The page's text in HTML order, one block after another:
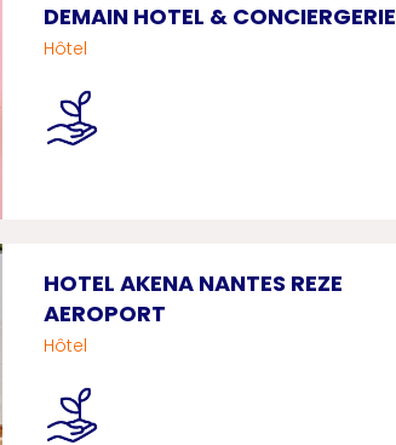
DEMAIN HOTEL & CONCIERGERIE
Hôtel
HOTEL AKENA NANTES REZE
AEROPORT
Hôtel